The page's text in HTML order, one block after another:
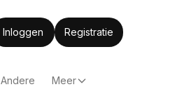
Inloggen Registratie
Andere Meer